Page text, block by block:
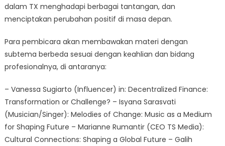
dalam TX menghadapi berbagai tantangan, dan
menciptakan perubahan positif di masa depan.
Para pembicara akan membawakan materi dengan
subtema berbeda sesuai dengan keahlian dan bidang
profesionalnya, di antaranya:
– Vanessa Sugiarto (Influencer) in: Decentralized Finance:
Transformation or Challenge? – Isyana Sarasvati
(Musician/Singer): Melodies of Change: Music as a Medium
for Shaping Future – Marianne Rumantir (CEO TS Media):
Cultural Connections: Shaping a Global Future – Galih